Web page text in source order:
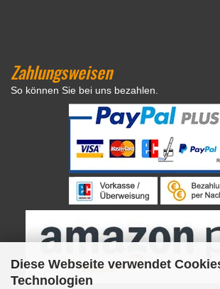
Diese Webseite verwendet
Technologien
Zahlungsweisen
So können Sie bei uns bezahlen.